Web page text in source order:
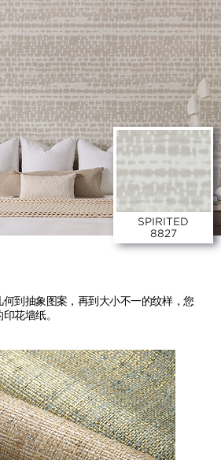
SPIRITED
8827
何到抽象图案，再到大小不一的纹样，您
花墙纸。